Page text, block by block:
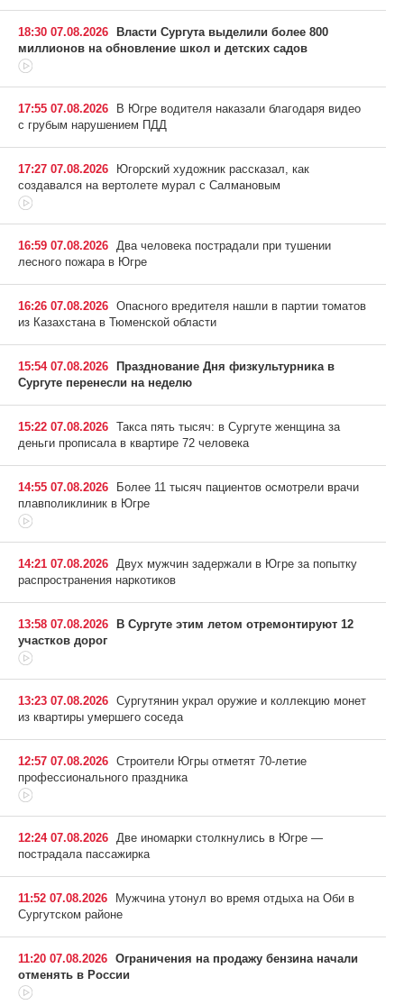
18:30 07.08.2026
Власти Сургута выделили более 800
миллионов на обновление школ и детских садов
17:55 07.08.2026
В Югре водителя наказали благодаря видео
с грубым нарушением ПДД
17:27 07.08.2026
Югорский художник рассказал, как
создавался на вертолете мурал с Салмановым
16:59 07.08.2026 Два человека пострадали при тушении
лесного пожара в Югре
16:26 07.08.2026 Опасного вредителя нашли в партии томатов
из Казахстана в Тюменской области
15:54 07.08.2026
Празднование Дня физкультурника в
Сургуте перенесли на неделю
15:22 07.08.2026 Такса пять тысяч: в Сургуте женщина за
деньги прописала в квартире 72 человека
14:55 07.08.2026
Более 11 тысяч пациентов осмотрели врачи
плавполиклиник в Югре
14:21 07.08.2026 Двух мужчин задержали в Югре за попытку
распространения наркотиков
13:58 07.08.2026
В Сургуте этим летом отремонтируют 12
участков дорог
13:23 07.08.2026 Сургутянин украл оружие и коллекцию монет
из квартиры умершего соседа
12:57 07.08.2026 Строители Югры отметят 70-летие
профессионального праздника
12:24 07.08.2026 Две иномарки столкнулись в Югре —
пострадала пассажирка
11:52 07.08.2026
Мужчина утонул во время отдыха на Оби в
Сургутском районе
11:20 07.08.2026 Ограничения на продажу бензина начали
отменять в России